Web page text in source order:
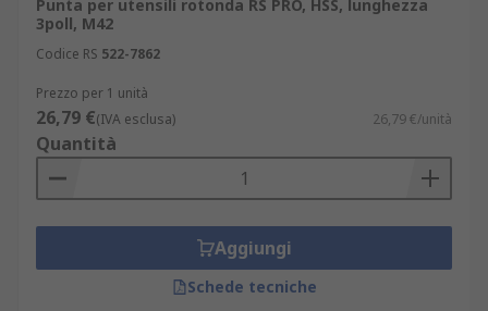
Punta per utensili rotonda RS PRO, HSS, lunghezza
3poll, M42
Codice RS 522-7862
Prezzo per 1 unità
26,79 €(IVA esclusa) 26,79 €/unità
Quantità
Aggiungi
Schede tecniche